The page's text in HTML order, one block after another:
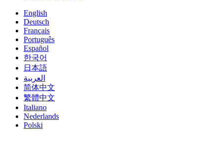
English
Deutsch
Français
Português
Español
한국어
日本語
العربية
简体中文
繁體中文
Italiano
Nederlands
Polski